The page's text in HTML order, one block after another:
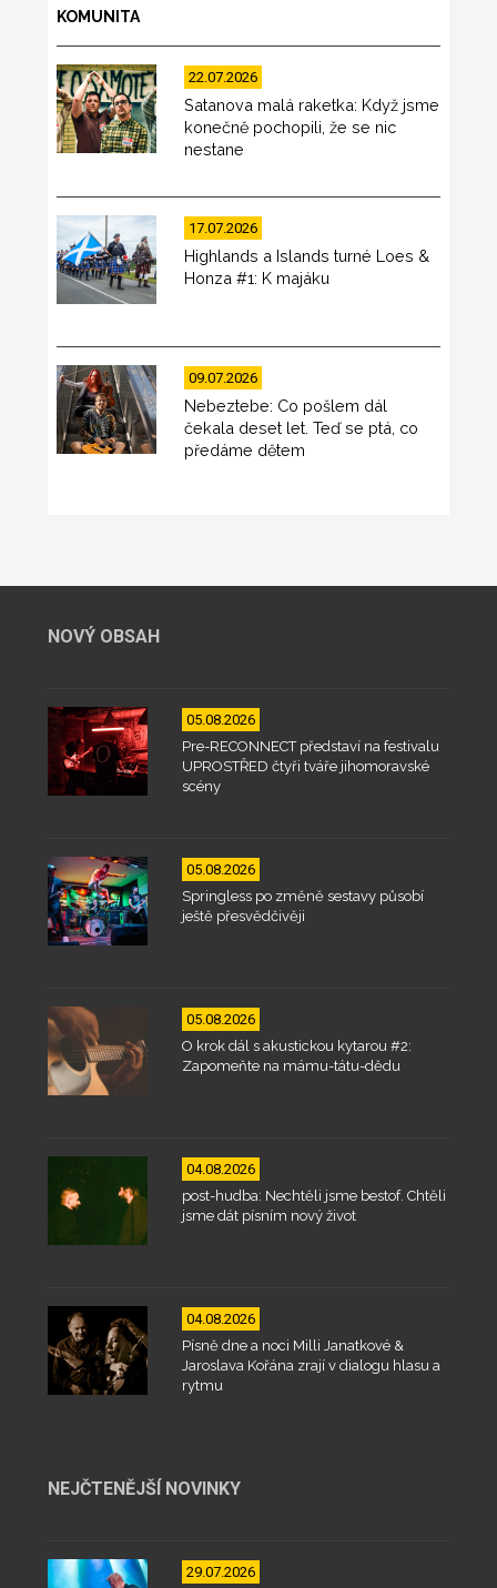
KOMUNITA
22.07.2026
Satanova malá raketka: Když jsme
konečně pochopili, že se nic
nestane
17.07.2026
Highlands a Islands turné Loes &
Honza #1: K majáku
09.07.2026
Nebeztebe: Co pošlem dál
čekala deset let. Teď se ptá, co
předáme dětem
NOVÝ OBSAH
05.08.2026
Pre-RECONNECT představí na festivalu
UPROSTŘED čtyři tváře jihomoravské
scény
05.08.2026
Springless po změně sestavy působí
ještě přesvědčivěji
05.08.2026
O krok dál s akustickou kytarou #2:
Zapomeňte na mámu-tátu-dědu
04.08.2026
post-hudba: Nechtěli jsme bestof. Chtěli
jsme dát písním nový život
04.08.2026
Písně dne a noci Milli Janatkové &
Jaroslava Kořána zrají v dialogu hlasu a
rytmu
NEJČTENĚJŠÍ NOVINKY
29.07.2026